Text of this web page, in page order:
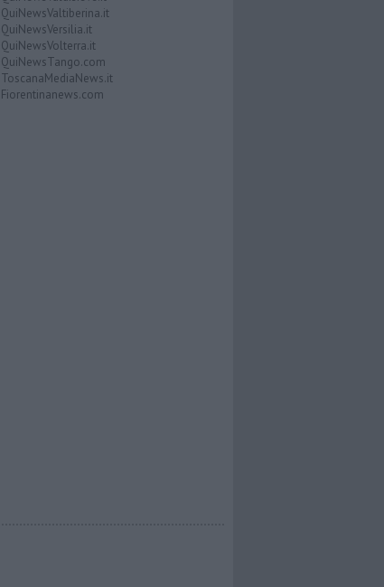
QuiNewsValtiberina.it
QuiNewsVersilia.it
QuiNewsVolterra.it
QuiNewsTango.com
ToscanaMediaNews.it
Fiorentinanews.com